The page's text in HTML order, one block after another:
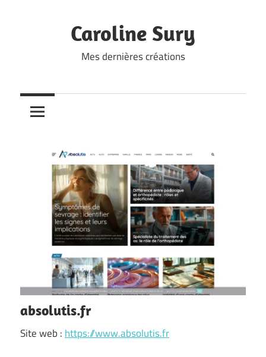
Caroline Sury
Mes dernières créations
absolutis.fr
Site web : https://www.absolutis.fr